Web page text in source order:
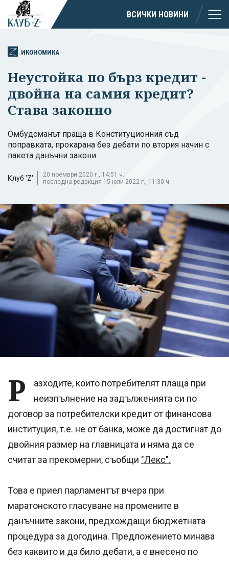
ВСИЧКИ НОВИНИ
ИКОНОМИКА
Неустойка по бърз кредит -
двойна на самия кредит?
Става законно
Омбудсманът праща в Конституционния съд
поправката, прокарана без дебати по втория начин с
пакета данъчни закони
Клуб 'Z'
20 ноември 2020 г., 14:51 ч.
последна редакция 15 юли 2022 г., 11:30 ч.
Р
азходите, които потребителят плаща при
неизпълнение на задълженията си по
договор за потребителски кредит от финансова
институция, т.е. не от банка, може да достигнат до
двойния размер на главницата и няма да се
считат за прекомерни, съобщи "Лекс".
Това е приел парламентът вчера при
маратонското гласуване на промените в
данъчните закони, предхождащи бюджетната
процедура за догодина. Предложението минава
без каквито и да било дебати, а е внесено по